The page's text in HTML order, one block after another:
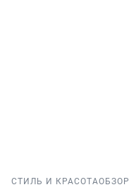
СТИЛЬ И КРАСОТАОБЗОР